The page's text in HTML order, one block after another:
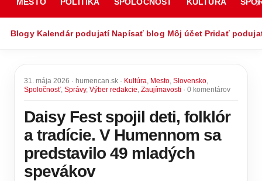
Blogy Kalendár podujatí Napísať blog Môj účet Pridať
31. mája 2026 · humencan.sk · Kultúra, Mesto, Slovensko,
Spoločnosť, Správy, Výber redakcie, Zaujímavosti · 0 komentárov
Daisy Fest spojil deti, folklór
a tradície. V Humennom sa
predstavilo 49 mladých
spevákov